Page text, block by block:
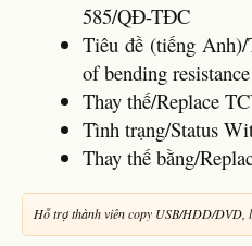
585/QĐ-TĐC
Tiêu đề (tiếng
of bending
Thay thế/Replace
Tình trạng/Status
Thay thế bằng/
Hỗ trợ thành viên copy USB/HDD/DVD,